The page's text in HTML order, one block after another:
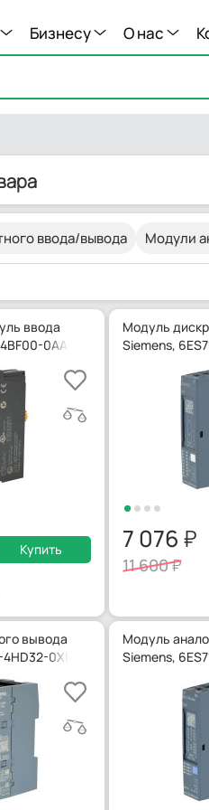
Бизнесу О нас
ввода/вывода Модули
ввода
0AA0
Купить
Модуль
Siemens,
7 076
11 600
вывода
0XB0
Модуль
Siemens,